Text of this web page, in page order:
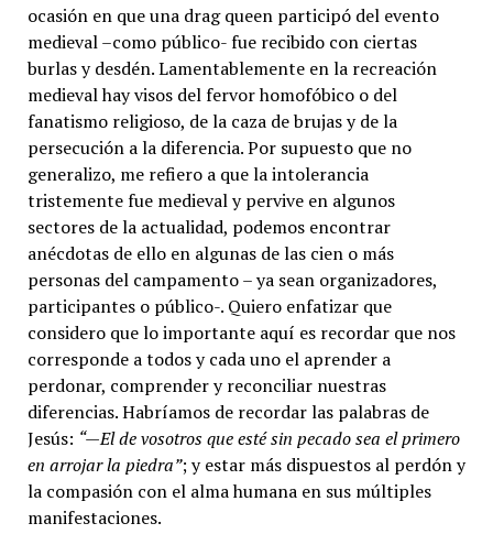
ocasión en que una drag queen participó del evento
medieval –como público- fue recibido con ciertas
burlas y desdén. Lamentablemente en la recreación
medieval hay visos del fervor homofóbico o del
fanatismo religioso, de la caza de brujas y de la
persecución a la diferencia. Por supuesto que no
generalizo, me refiero a que la intolerancia
tristemente fue medieval y pervive en algunos
sectores de la actualidad, podemos encontrar
anécdotas de ello en algunas de las cien o más
personas del campamento – ya sean organizadores,
participantes o público-. Quiero enfatizar que
considero que lo importante aquí es recordar que nos
corresponde a todos y cada uno el aprender a
perdonar, comprender y reconciliar nuestras
diferencias. Habríamos de recordar las palabras de
Jesús: “—El de vosotros que esté sin pecado sea el primero
en arrojar la piedra”; y estar más dispuestos al perdón y
la compasión con el alma humana en sus múltiples
manifestaciones.